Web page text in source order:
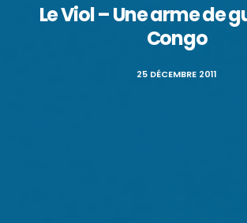
Le Viol – Une arme de
Congo
25 DÉCEMBRE 2011